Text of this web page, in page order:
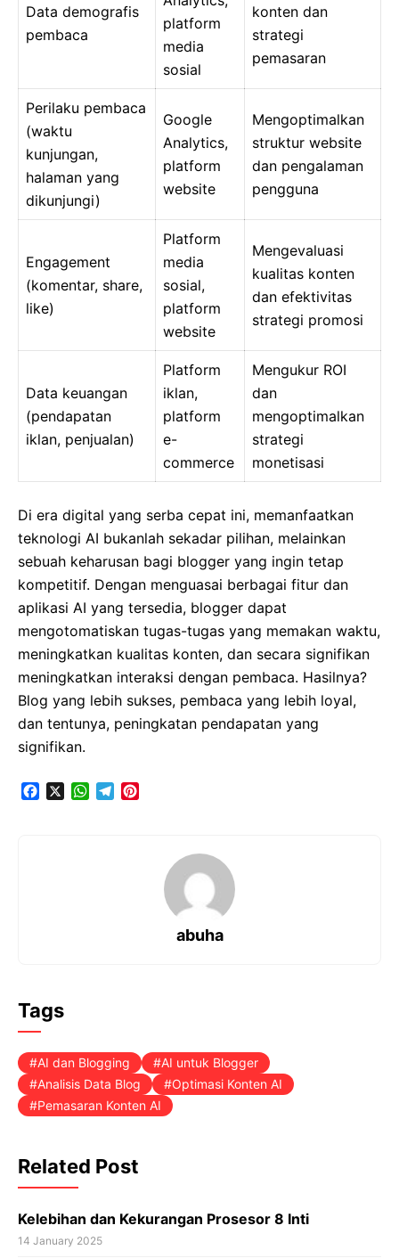
Data demografis
pembaca
platform
media
sosial
konten dan
strategi
pemasaran
Perilaku pembaca
(waktu
kunjungan,
halaman yang
dikunjungi)
Google
Analytics,
platform
website
Mengoptimalkan
struktur website
dan pengalaman
pengguna
Engagement
(komentar, share,
like)
Platform
media
sosial,
platform
website
Mengevaluasi
kualitas konten
dan efektivitas
strategi promosi
Data keuangan
(pendapatan
iklan, penjualan)
Platform
iklan,
platform
e-
commerce
Mengukur ROI
dan
mengoptimalkan
strategi
monetisasi
Di era digital yang serba cepat ini, memanfaatkan
teknologi AI bukanlah sekadar pilihan, melainkan
sebuah keharusan bagi blogger yang ingin tetap
kompetitif. Dengan menguasai berbagai fitur dan
aplikasi AI yang tersedia, blogger dapat
mengotomatiskan tugas-tugas yang memakan waktu,
meningkatkan kualitas konten, dan secara signifikan
meningkatkan interaksi dengan pembaca. Hasilnya?
Blog yang lebih sukses, pembaca yang lebih loyal,
dan tentunya, peningkatan pendapatan yang
signifikan.
W
abuha
Tags
AI dan Blogging
AI untuk Blogger
Analisis Data Blog
Optimasi Konten AI
Pemasaran Konten AI
Related Post
Kelebihan dan Kekurangan Prosesor 8 Inti
14 January 2025